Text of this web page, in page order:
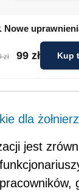
Nowe
zł 99 zł Kup
dla
jest